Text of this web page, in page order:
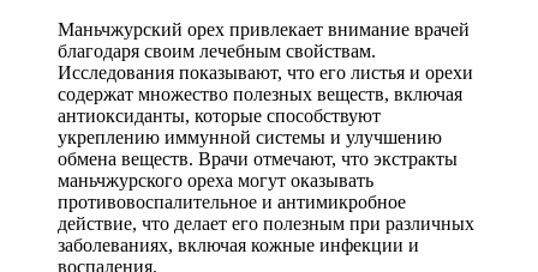
Маньчжурский орех привлекает внимание врачей
благодаря своим лечебным свойствам.
Исследования показывают, что его листья и орехи
содержат множество полезных веществ, включая
антиоксиданты, которые способствуют
укреплению иммунной системы и улучшению
обмена веществ. Врачи отмечают, что экстракты
маньчжурского ореха могут оказывать
противовоспалительное и антимикробное
действие, что делает его полезным при различных
заболеваниях, включая кожные инфекции и
воспаления.